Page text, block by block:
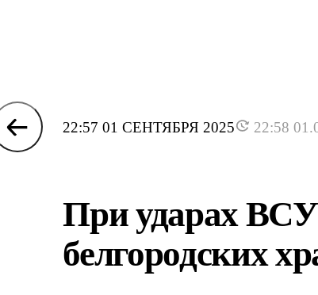
22:57 01 СЕНТЯБРЯ 2025 22:58
При ударах ВСУ
белгородских